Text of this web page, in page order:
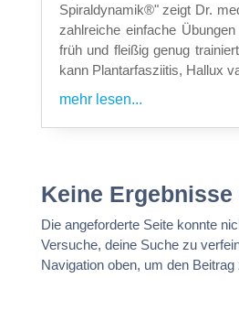
Spiraldynamik®" zeigt Dr.
zahlreiche einfache
früh und fleißig genug
kann Plantarfasziitis, Hallux
mehr lesen...
Keine Ergebnisse
Die angeforderte Seite konnte
Versuche, deine Suche zu
Navigation oben, um den Beitrag